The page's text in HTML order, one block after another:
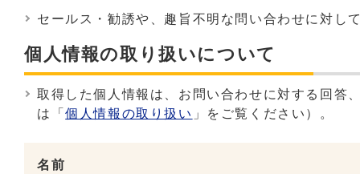
セールス・勧誘や、趣旨不明な問い合わせに対し
個人情報の取り扱いについて
取得した個人情報は、お問い合わせに対する回答
は「個人情報の取り扱い 」をご覧ください）。
名前